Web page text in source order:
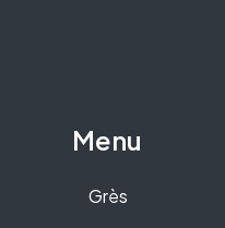
Menu
Grès